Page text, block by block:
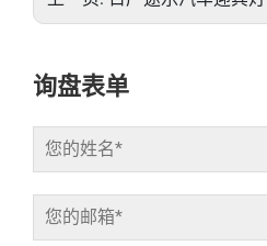
询盘表单